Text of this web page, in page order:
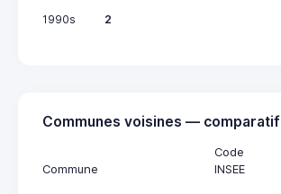
1990s
2
Communes voisines — comparatif
Commune
Code
INSEE